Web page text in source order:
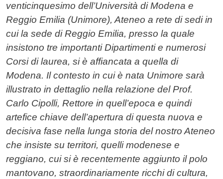
venticinquesimo dell’Università di Modena e
Reggio Emilia (Unimore), Ateneo a rete di sedi in
cui la sede di Reggio Emilia, presso la quale
insistono tre importanti Dipartimenti e numerosi
Corsi di laurea, si è affiancata a quella di
Modena. Il contesto in cui è nata Unimore sarà
illustrato in dettaglio nella relazione del Prof.
Carlo Cipolli, Rettore in quell’epoca e quindi
artefice chiave dell’apertura di questa nuova e
decisiva fase nella lunga storia del nostro Ateneo
che insiste su territori, quelli modenese e
reggiano, cui si è recentemente aggiunto il polo
mantovano, straordinariamente ricchi di cultura,